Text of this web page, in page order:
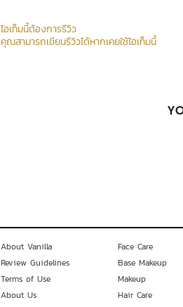
ไอเท็มนี้ต้องการรีวิว
คุณสามารถเขียนรีวิวได้หากเคยใช้ไอเท็มนี้
About Vanilla
Review Guidelines
Terms of Use
About Us
Face Care
Base Makeup
Makeup
Hair Care